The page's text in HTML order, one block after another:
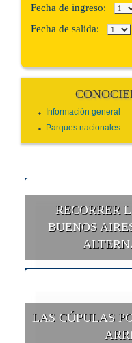
Fecha de ingreso:
Fecha de salida:
Información general
Parques nacionales
RECORRER
BUENOS
LAS CÚPULAS